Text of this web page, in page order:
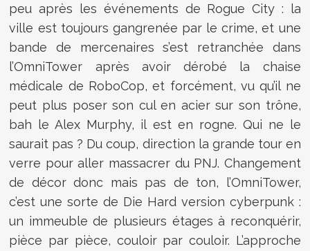
peu après les événements de Rogue City : la
ville est toujours gangrenée par le crime, et une
bande de mercenaires s’est retranchée dans
l’OmniTower après avoir dérobé la chaise
médicale de RoboCop, et forcément, vu qu’il ne
peut plus poser son cul en acier sur son trône,
bah le Alex Murphy, il est en rogne. Qui ne le
saurait pas ? Du coup, direction la grande tour en
verre pour aller massacrer du PNJ. Changement
de décor donc mais pas de ton, l’OmniTower,
c’est une sorte de Die Hard version cyberpunk :
un immeuble de plusieurs étages à reconquérir,
pièce par pièce, couloir par couloir. L’approche